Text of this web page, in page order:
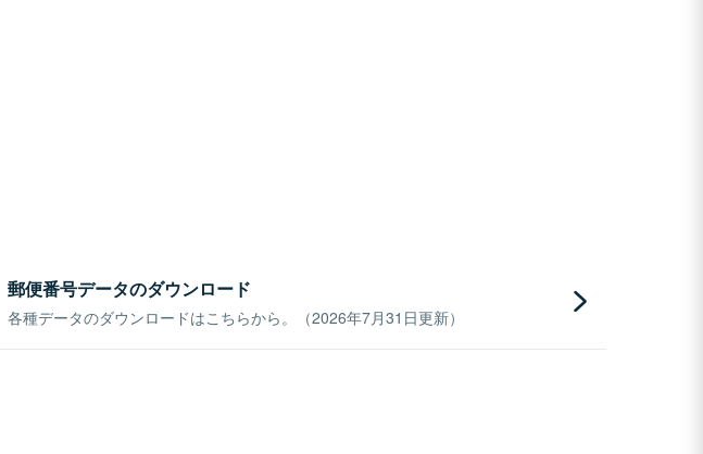
郵便番号データのダウンロード
各種データのダウンロードはこちらから。（2026年7月31日更新）